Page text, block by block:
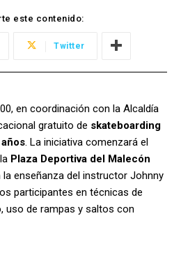
este contenido:
Twitter
en coordinación con la Alcaldía
gratuito de skateboarding
. La iniciativa comenzará el
Plaza Deportiva del Malecón
enseñanza del instructor Johnny
participantes en técnicas de
uso de rampas y saltos con